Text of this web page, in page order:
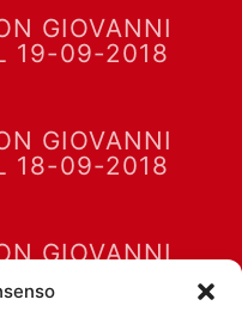
GIOVANNI
19-09-2018
GIOVANNI
18-09-2018
GIOVANNI
13-09-2018